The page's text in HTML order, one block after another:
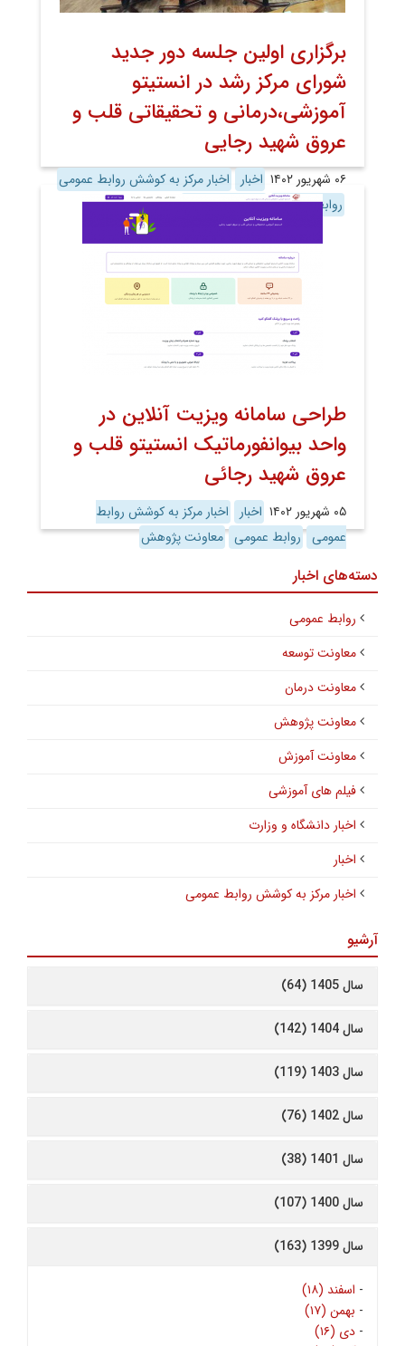
برگزاری اولین جلسه دور جدید
شورای مرکز رشد در انستیتو
آموزشی،درمانی و تحقیقاتی قلب و
عروق شهید رجایی
۰۶ شهریور ۱۴۰۲ اخبار
اخبار مرکز به کوشش روابط عمومی
روابط عمومی معاونت پژوهش
طراحی سامانه ویزیت آنلاین در
واحد بیوانفورماتیک انستیتو قلب و
عروق شهید رجائی
۰۵ شهریور ۱۴۰۲ اخبار
اخبار مرکز به کوشش روابط
عمومی روابط عمومی معاونت پژوهش
دسته‌های اخبار
روابط عمومی
معاونت توسعه
معاونت درمان
معاونت پژوهش
معاونت آموزش
فیلم های آموزشی
اخبار دانشگاه و وزارت
اخبار
اخبار مرکز به کوشش روابط عمومی
آرشیو
سال 1405 (64)
سال 1404 (142)
سال 1403 (119)
سال 1402 (76)
سال 1401 (38)
سال 1400 (107)
سال 1399 (163)
- اسفند (۱۸)
- بهمن (۱۷)
- دی (۱۶)